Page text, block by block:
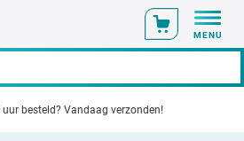
MENU
besteld? Vandaag verzonden!